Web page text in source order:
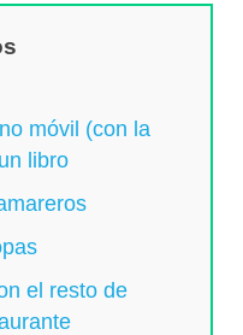
móvil (con la
libro
el resto de